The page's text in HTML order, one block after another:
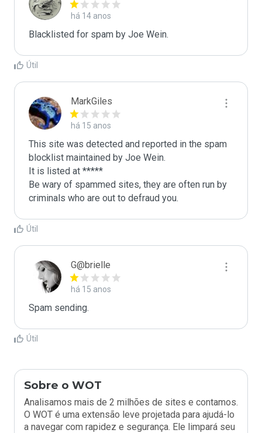
há 14 anos
Blacklisted for spam by Joe Wein.
Útil
MarkGiles
há 15 anos
This site was detected and reported in the spam
blocklist maintained by Joe Wein.
It is listed at *****
Be wary of spammed sites, they are often run by
criminals who are out to defraud you.
Útil
G@brielle
há 15 anos
Spam sending.
Útil
Sobre o WOT
Analisamos mais de 2 milhões de sites e contamos.
O WOT é uma extensão leve projetada para ajudá-lo
a navegar com rapidez e segurança. Ele limpará seu